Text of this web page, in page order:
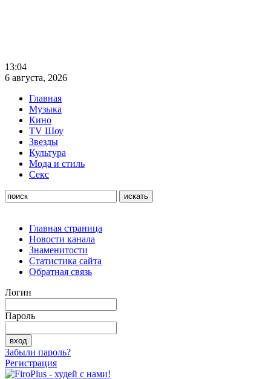
13:04
6 августа, 2026
Главная
Музыка
Кино
TV Шоу
Звезды
Культура
Мода и стиль
Секс
Главная страница
Новости канала
Знаменитости
Статистика сайта
Обратная связь
Логин
Пароль
Забыли пароль?
Регистрация